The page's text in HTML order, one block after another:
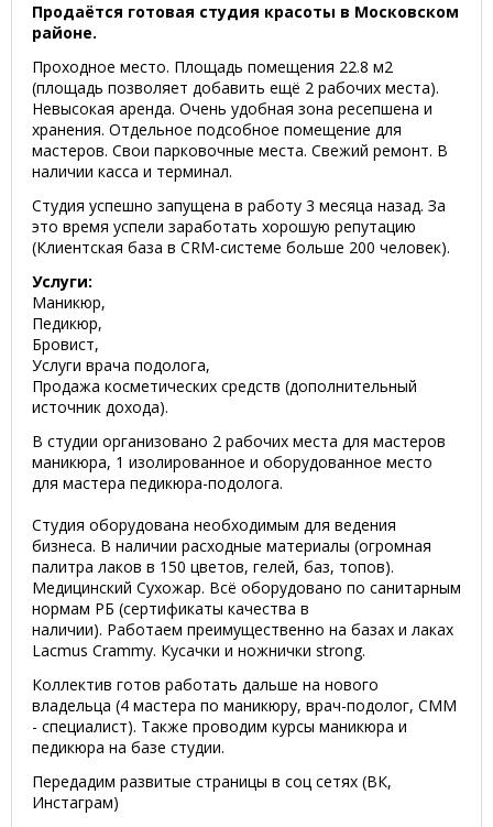
Продаётся готовая студия красоты в Московском
районе.
Проходное место. Площадь помещения 22.8 м2
(площадь позволяет добавить ещё 2 рабочих места).
Невысокая аренда. Очень удобная зона ресепшена и
хранения. Отдельное подсобное помещение для
мастеров. Свои парковочные места. Свежий ремонт. В
наличии касса и терминал.
Студия успешно запущена в работу 3 месяца назад. За
это время успели заработать хорошую репутацию
(Клиентская база в CRM-системе больше 200 человек).
Услуги:
Маникюр,
Педикюр,
Бровист,
Услуги врача подолога,
Продажа косметических средств (дополнительный
источник дохода).
В студии организовано 2 рабочих места для мастеров
маникюра, 1 изолированное и оборудованное место
для мастера педикюра-подолога.
Студия оборудована необходимым для ведения
бизнеса. В наличии расходные материалы (огромная
палитра лаков в 150 цветов, гелей, баз, топов).
Медицинский Сухожар. Всё оборудовано по санитарным
нормам РБ (сертификаты качества в
наличии). Работаем преимущественно на базах и лаках
Lacmus Crammy. Кусачки и ножнички strong.
Коллектив готов работать дальше на нового
владельца (4 мастера по маникюру, врач-подолог, СММ
- специалист). Также проводим курсы маникюра и
педикюра на базе студии.
Передадим развитые страницы в соц сетях (ВК,
Инстаграм)